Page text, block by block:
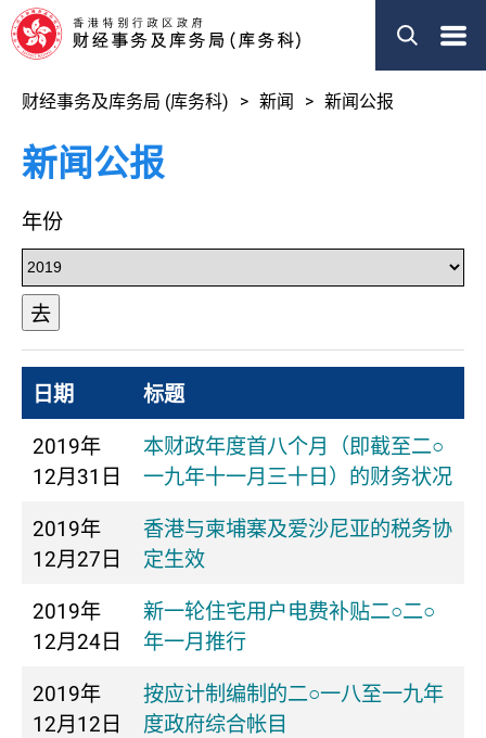
菜
财经事务及库务局 (库务科) 新闻 新闻公报
新闻公报
年份
去
日期 标题
2019年
12月31日
本财政年度首八个月（即截至二○
一九年十一月三十日）的财务状况
2019年
12月27日
香港与柬埔寨及爱沙尼亚的税务协
定生效
2019年
12月24日
新一轮住宅用户电费补贴二○二○
年一月推行
2019年
12月12日
按应计制编制的二○一八至一九年
度政府综合帐目